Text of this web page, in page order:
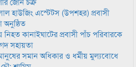
হাউজিং এস্টেটস (উপশহর) প্রবাসী
অনুষ্ঠিত
কানাইঘাটের প্রবাসী পাঁচ পরিবারকে
সহায়তা
সমান অধিকার ও ধর্মীয় মুল্যবোধে